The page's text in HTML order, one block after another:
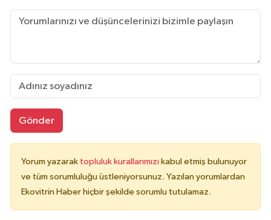
Gönder
Yorum yazarak topluluk kurallarımızı kabul etmiş bulunuyor
ve tüm sorumluluğu üstleniyorsunuz. Yazılan yorumlardan
Ekovitrin Haber hiçbir şekilde sorumlu tutulamaz.